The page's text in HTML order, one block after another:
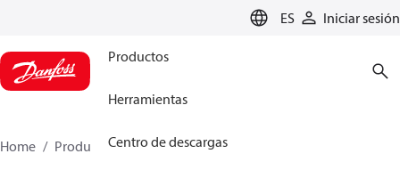
ES Iniciar sesión
Productos
Herramientas
Centro de descargas
Home Productos
Climate Solutions for cooling